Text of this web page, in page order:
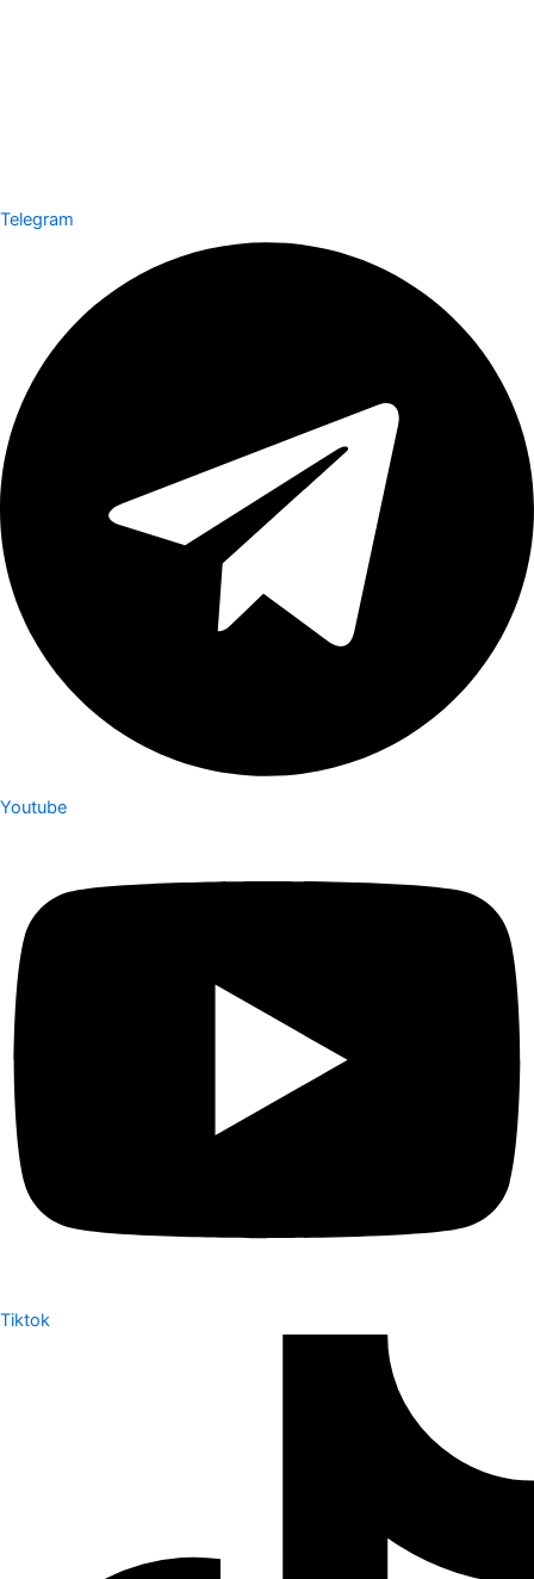
Telegram
Youtube
Tiktok